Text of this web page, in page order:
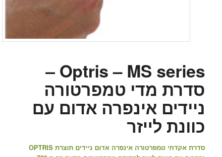
Optris – MS series –
סדרת מדי טמפרטורה
ניידים אינפרה אדום עם
כוונת לייזר
סדרת אקדחי טמפרטורה אינפרה אדום ניידים תוצרת OPTRIS